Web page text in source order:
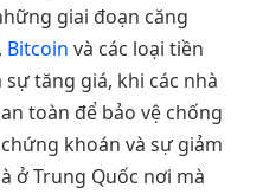
giai đoạn căng
Bitcoin và các loại tiền
tăng giá, khi các nhà
toàn để bảo vệ chống
khoán và sự giảm
ở Trung Quốc nơi mà